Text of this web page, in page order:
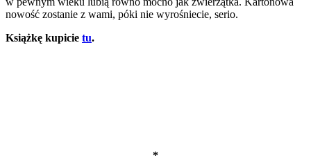
nowość zostanie z wami, póki nie wyrośniecie, serio.
Książkę kupicie tu.
*